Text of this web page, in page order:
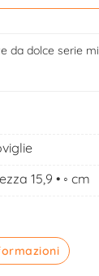
da dolce serie
15,9 • ◦ cm